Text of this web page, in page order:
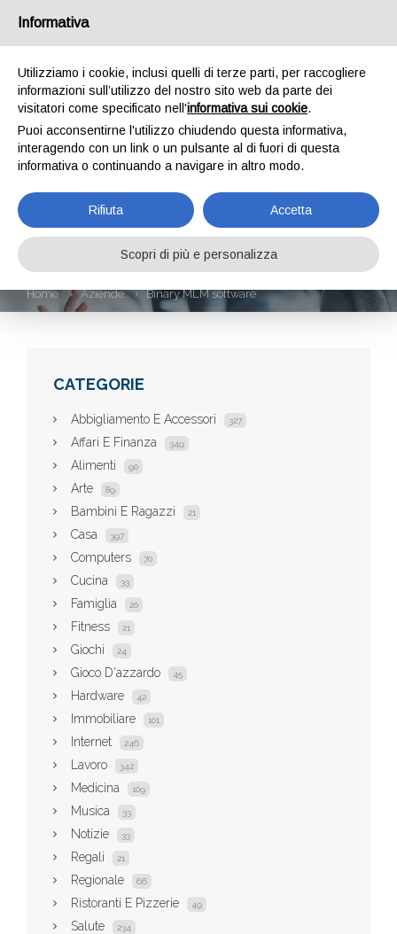
BINARY MLM
SOFTWARE
Home Aziende Binary MLM software
CATEGORIE
Abbigliamento E Accessori 327
Affari E Finanza 349
Alimenti 90
Arte 89
Bambini E Ragazzi 21
Casa 397
Computers 70
Cucina 33
Famiglia 20
Fitness 21
Giochi 24
Gioco D'azzardo 45
Hardware 42
Immobiliare 101
Internet 246
Lavoro 342
Medicina 109
Musica 33
Notizie 33
Regali 21
Regionale 66
Ristoranti E Pizzerie 49
Salute 234
Informativa
Utilizziamo i cookie, inclusi quelli di terze parti, per raccogliere
informazioni sull’utilizzo del nostro sito web da parte dei
visitatori come specificato nell'informativa sui cookie.
Puoi acconsentirne l'utilizzo chiudendo questa informativa,
interagendo con un link o un pulsante al di fuori di questa
informativa o continuando a navigare in altro modo.
Rifiuta Accetta
Scopri di più e personalizza